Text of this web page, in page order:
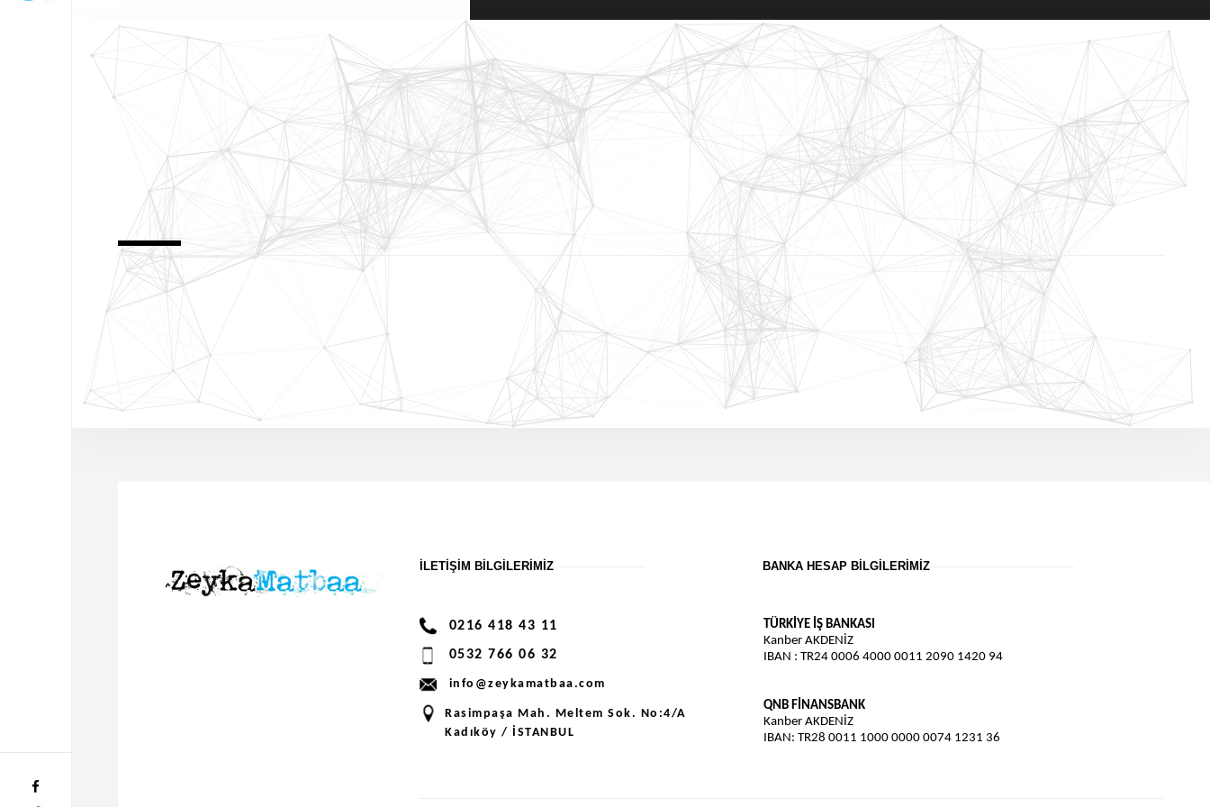
İLETIŞIM BILGILERIMIZ
0216 418 43 11
0532 766 06 32
info@zeykamatbaa.com
Rasimpaşa Mah. Meltem Sok. No:4/A
Kadıköy / İSTANBUL
BANKA HESAP BILGILERIMIZ
TÜRKİYE İŞ BANKASI
Kanber AKDENİZ
IBAN : TR24 0006 4000 0011 2090 1420 94
QNB FİNANSBANK
Kanber AKDENİZ
IBAN: TR28 0011 1000 0000 0074 1231 36